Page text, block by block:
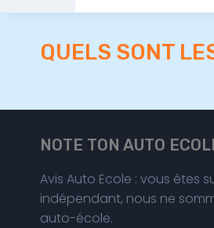
QUELS SONT
NOTE TON AUTO
Avis Auto Ecole : vous êtes
indépendant, nous ne
auto-école.